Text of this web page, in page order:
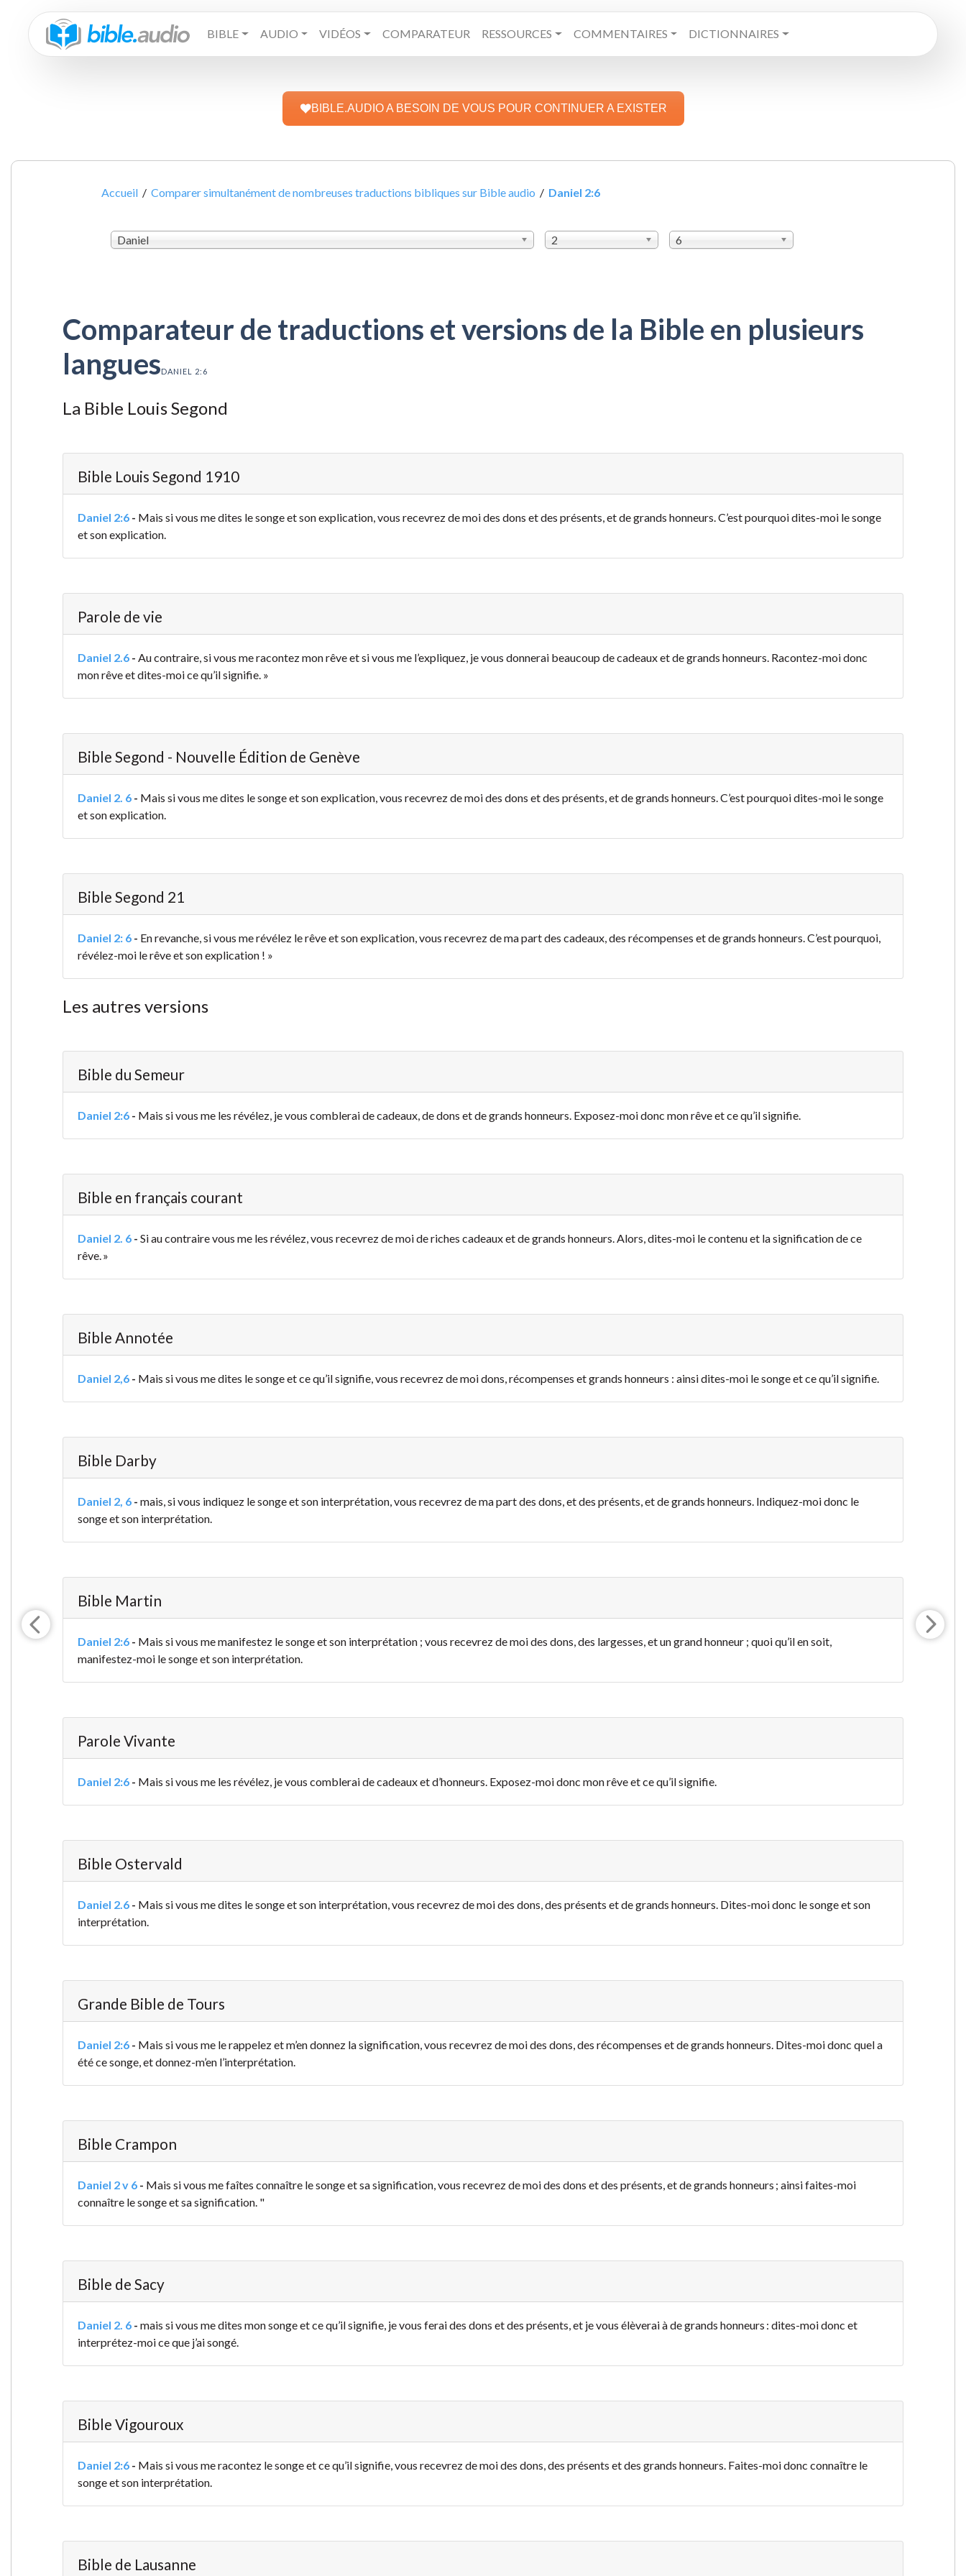
BIBLE AUDIO VIDÉOS COMPARATEUR RESSOURCES COMMENTAIRES DICTIONNAIRES
BIBLE.AUDIO A BESOIN DE VOUS POUR CONTINUER A EXISTER
Accueil /Comparer simultanément de nombreuses traductions bibliques sur Bible audio / Daniel 2:6
Daniel 2 6
Comparateur de traductions et versions de la Bible en plusieurs
languesDANIEL 2:6
La Bible Louis Segond
Bible Louis Segond 1910
Daniel 2:6- Mais si vous me dites le songe et son explication, vous recevrez de moi des dons et des présents, et de grands honneurs. C’est pourquoi dites-moi le songe
et son explication.
Parole de vie
Daniel 2.6- Au contraire, si vous me racontez mon rêve et si vous me l’expliquez, je vous donnerai beaucoup de cadeaux et de grands honneurs. Racontez-moi donc
mon rêve et dites-moi ce qu’il signifie. »
Bible Segond - Nouvelle Édition de Genève
Daniel 2. 6- Mais si vous me dites le songe et son explication, vous recevrez de moi des dons et des présents, et de grands honneurs. C’est pourquoi dites-moi le songe
et son explication.
Bible Segond 21
Daniel 2: 6- En revanche, si vous me révélez le rêve et son explication, vous recevrez de ma part des cadeaux, des récompenses et de grands honneurs. C’est pourquoi,
révélez-moi le rêve et son explication ! »
Les autres versions
Bible du Semeur
Daniel 2:6- Mais si vous me les révélez, je vous comblerai de cadeaux, de dons et de grands honneurs. Exposez-moi donc mon rêve et ce qu’il signifie.
Bible en français courant
Daniel 2. 6- Si au contraire vous me les révélez, vous recevrez de moi de riches cadeaux et de grands honneurs. Alors, dites-moi le contenu et la signification de ce
rêve. »
Bible Annotée
Daniel 2,6- Mais si vous me dites le songe et ce qu’il signifie, vous recevrez de moi dons, récompenses et grands honneurs : ainsi dites-moi le songe et ce qu’il signifie.
Bible Darby
Daniel 2, 6- mais, si vous indiquez le songe et son interprétation, vous recevrez de ma part des dons, et des présents, et de grands honneurs. Indiquez-moi donc le
songe et son interprétation.
Bible Martin
Daniel 2:6- Mais si vous me manifestez le songe et son interprétation ; vous recevrez de moi des dons, des largesses, et un grand honneur ; quoi qu’il en soit,
manifestez-moi le songe et son interprétation.
Parole Vivante
Daniel 2:6- Mais si vous me les révélez, je vous comblerai de cadeaux et d’honneurs. Exposez-moi donc mon rêve et ce qu’il signifie.
Bible Ostervald
Daniel 2.6- Mais si vous me dites le songe et son interprétation, vous recevrez de moi des dons, des présents et de grands honneurs. Dites-moi donc le songe et son
interprétation.
Grande Bible de Tours
Daniel 2:6- Mais si vous me le rappelez et m’en donnez la signification, vous recevrez de moi des dons, des récompenses et de grands honneurs. Dites-moi donc quel a
été ce songe, et donnez-m’en l’interprétation.
Bible Crampon
Daniel 2 v 6- Mais si vous me faîtes connaître le songe et sa signification, vous recevrez de moi des dons et des présents, et de grands honneurs ; ainsi faites-moi
connaître le songe et sa signification. "
Bible de Sacy
Daniel 2. 6- mais si vous me dites mon songe et ce qu’il signifie, je vous ferai des dons et des présents, et je vous élèverai à de grands honneurs : dites-moi donc et
interprétez-moi ce que j’ai songé.
Bible Vigouroux
Daniel 2:6- Mais si vous me racontez le songe et ce qu’il signifie, vous recevrez de moi des dons, des présents et des grands honneurs. Faites-moi donc connaître le
songe et son interprétation.
Bible de Lausanne